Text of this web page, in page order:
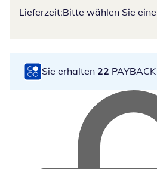
Lieferzeit:Bitte wählen Sie
Sie erhalten 22